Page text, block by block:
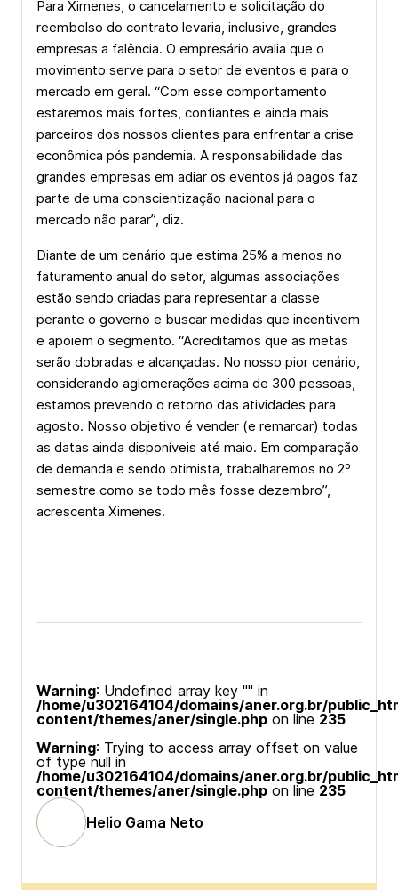
Para Ximenes, o cancelamento e solicitação do
reembolso do contrato levaria, inclusive, grandes
empresas a falência. O empresário avalia que o
movimento serve para o setor de eventos e para o
mercado em geral. “Com esse comportamento
estaremos mais fortes, confiantes e ainda mais
parceiros dos nossos clientes para enfrentar a crise
econômica pós pandemia. A responsabilidade das
grandes empresas em adiar os eventos já pagos faz
parte de uma conscientização nacional para o
mercado não parar”, diz.
Diante de um cenário que estima 25% a menos no
faturamento anual do setor, algumas associações
estão sendo criadas para representar a classe
perante o governo e buscar medidas que incentivem
e apoiem o segmento. “Acreditamos que as metas
serão dobradas e alcançadas. No nosso pior cenário,
considerando aglomerações acima de 300 pessoas,
estamos prevendo o retorno das atividades para
agosto. Nosso objetivo é vender (e remarcar) todas
as datas ainda disponíveis até maio. Em comparação
de demanda e sendo otimista, trabalharemos no 2º
semestre como se todo mês fosse dezembro”,
acrescenta Ximenes.
Warning: Undefined array key "" in
/home/u302164104/domains/aner.org.br/
content/themes/aner/single.php on line 235
Warning: Trying to access array offset on value
of type null in
/home/u302164104/domains/aner.org.br/
content/themes/aner/single.php on line 235
Helio Gama Neto